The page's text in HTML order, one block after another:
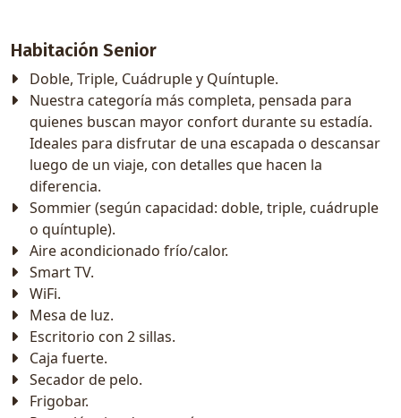
Habitación Senior
Doble, Triple, Cuádruple y Quíntuple.
Nuestra categoría más completa, pensada para
quienes buscan mayor confort durante su estadía.
Ideales para disfrutar de una escapada o descansar
luego de un viaje, con detalles que hacen la
diferencia.
Sommier (según capacidad: doble, triple, cuádruple
o quíntuple).
Aire acondicionado frío/calor.
Smart TV.
WiFi.
Mesa de luz.
Escritorio con 2 sillas.
Caja fuerte.
Secador de pelo.
Frigobar.